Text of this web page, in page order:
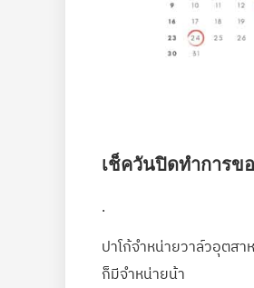
เช็ควันปิดทำการข
.
ปาโก้จำหน่ายวาล์วอุตส
ก็มีจำหน่ายน้า